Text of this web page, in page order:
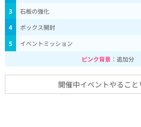
3
石板の強化
4
ボックス開封
5
イベントミッション
ピンク背景 ：追加分
開催中イベントやること